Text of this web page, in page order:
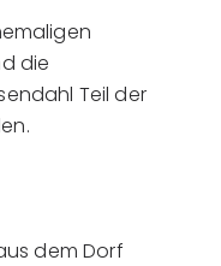
die
Teil der
dem Dorf